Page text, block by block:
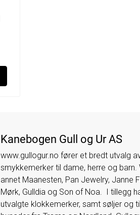
Kanebogen Gull og Ur AS
www.gullogur.no fører et bredt utvalg
smykkemerker til dame, herre og barn.
annet Maanesten, Pan Jewelry, Janne
Mørk, Gulldia og Son of Noa. I tillegg
utvalgte klokkemerker, samt søljer og